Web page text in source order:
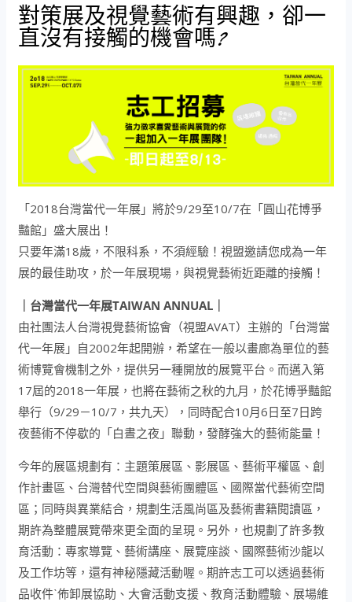
對策展及視覺藝術有興趣，卻一
直沒有接觸的機會嗎?
「2018台灣當代一年展」將於9/29至10/7在「圓山花博爭
豔館」盛大展出！
只要年滿18歲，不限科系，不須經驗！視盟邀請您成為一年
展的最佳助攻，於一年展現場，與視覺藝術近距離的接觸！
｜台灣當代一年展TAIWAN ANNUAL｜
由社團法人台灣視覺藝術協會（視盟AVAT）主辦的「台灣當
代一年展」自2002年起開辦，希望在一般以畫廊為單位的藝
術博覽會機制之外，提供另一種開放的展覽平台。而邁入第
17屆的2018一年展，也將在藝術之秋的九月，於花博爭豔館
舉行（9/29－10/7，共九天），同時配合10月6日至7日跨
夜藝術不停歇的「白晝之夜」聯動，發酵強大的藝術能量！
今年的展區規劃有：主題策展區、影展區、藝術平權區、創
作計畫區、台灣替代空間與藝術團體區、國際當代藝術空間
區；同時與異業結合，規劃生活風尚區及藝術書籍閱讀區，
期許為整體展覽帶來更全面的呈現。另外，也規劃了許多教
育活動：專家導覽、藝術講座、展覽座談、國際藝術沙龍以
及工作坊等，還有神秘隱藏活動喔。期許志工可以透過藝術
品收件ˋ佈卸展協助、大會活動支援、教育活動體驗、展場維